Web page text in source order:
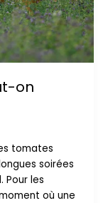
on
tomates
soirées
Pour les
où une